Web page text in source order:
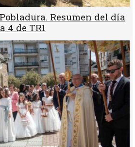
Resumen del día
4 de TR1